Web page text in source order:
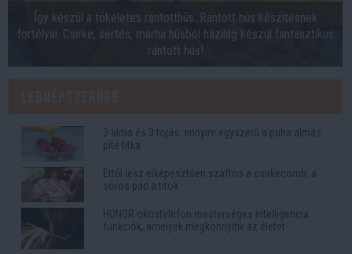
Így készül a tökéletes rántotthús. Rántott hús készítésnek
fortélyai. Csirke, sertés, marha húsból házilag készül fantasztikus
rántott hús!
3 alma és 3 tojás: ennyire egyszerű a puha almás
pite titka
Ettől lesz elképesztően szaftos a csirkecomb: a
sörös pác a titok
HONOR okostelefon mesterséges intelligencia
funkciók, amelyek megkönnyítik az életet